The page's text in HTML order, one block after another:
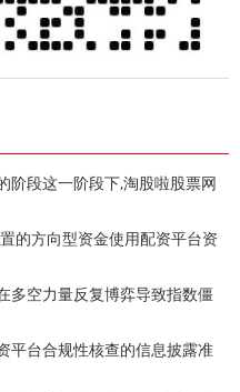
阶段这一阶段下,淘股啦股票网
的方向型资金使用配资平台资
多空力量反复博弈导致指数僵
平台合规性核查的信息披露准